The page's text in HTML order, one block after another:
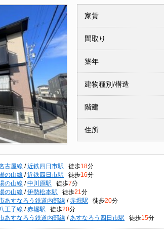
家賃
間取り
築年
建物種別/構造
階建
住所
古屋線 / 近鉄四日市駅 徒歩18分
の山線 / 近鉄四日市駅 徒歩16分
の山線 / 中川原駅 徒歩7分
の山線 / 伊勢松本駅 徒歩21 分
あすなろう鉄道内部線 / 赤堀駅 徒歩20分
王子線 / 赤堀駅 徒歩20分
あすなろう鉄道内部線 / あすなろう四日市駅 徒歩15分